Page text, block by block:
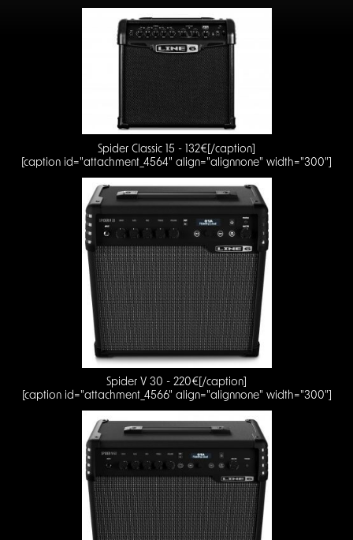
Spider Classic 15 - 132€[/caption]
[caption id="attachment_4564" align="alignnone" width="300"]
Spider V 30 - 220€[/caption]
[caption id="attachment_4566" align="alignnone" width="300"]